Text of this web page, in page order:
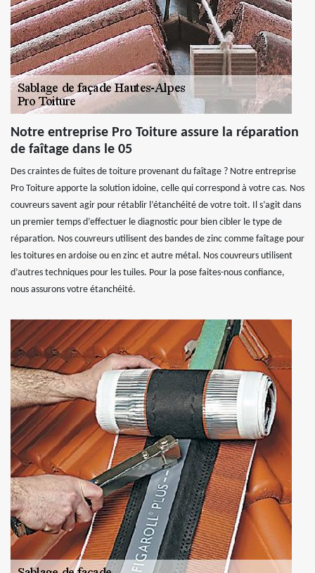
Notre entreprise Pro Toiture assure la réparation
de faîtage dans le 05
Des craintes de fuites de toiture provenant du faîtage ? Notre entreprise
Pro Toiture apporte la solution idoine, celle qui correspond à votre cas. Nos
couvreurs savent agir pour rétablir l’étanchéité de votre toit. Il s’agit dans
un premier temps d’effectuer le diagnostic pour bien cibler le type de
réparation. Nos couvreurs utilisent des bandes de zinc comme faîtage pour
les toitures en ardoise ou en zinc et autre métal. Nos couvreurs utilisent
d’autres techniques pour les tuiles. Pour la pose faites-nous confiance,
nous assurons votre étanchéité.